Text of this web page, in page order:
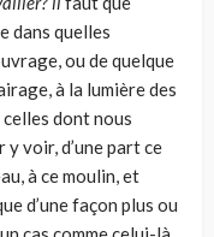
dans quelles
ou de quelque
à la lumière des
dont nous
voir, d’une part ce
à ce mou­lin, et
d’une façon plus ou